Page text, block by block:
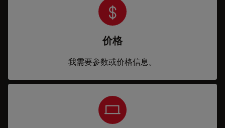
价格
我需要参数或价格信息。